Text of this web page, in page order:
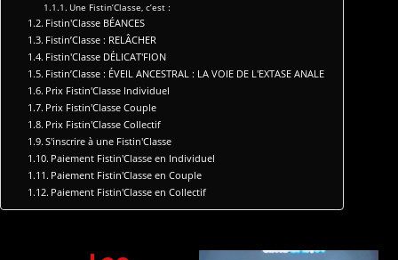
Une Fistin’Classe, c’est :
Fistin'Classe BÉANCES
Fistin’Classe : RELÂCHER
Fistin'Classe DÉLICAT'FION
Fistin’Classe : ÉVEIL ANCESTRAL : LA VOIE DE L'EXTASE ANALE
Prix Fistin'Classe Individuel
Prix Fistin'Classe Couple
Prix Fistin'Classe Collectif
S'inscrire à une Fistin'Classe
Paiement Fistin'Classe en Individuel
Paiement Fistin'Classe en Couple
Paiement Fistin'Classe en Collectif